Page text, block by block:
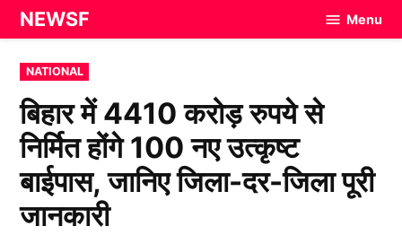
Skip
to
content
NEWSF Menu
POSTED
IN
NATIONAL
बिहार में 4410 करोड़ रुपये से
निर्मित होंगे 100 नए उत्कृष्ट
बाईपास, जानिए जिला-दर-जिला पूरी
जानकारी